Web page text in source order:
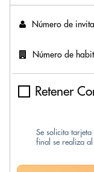
Número de
Número de
Retener
Se solicita
final se realiza